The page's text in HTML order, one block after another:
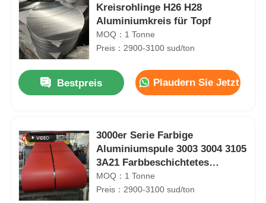
Kreisrohlinge H26 H28
Aluminiumkreis für Topf
MOQ：1 Tonne
Preis：2900-3100 sud/ton
Bestpreis Plaudern Sie Jetzt
3000er Serie Farbige
Aluminiumspule 3003 3004 3105
3A21 Farbbeschichtetes
Aluminiumblech
MOQ：1 Tonne
Preis：2900-3100 sud/ton